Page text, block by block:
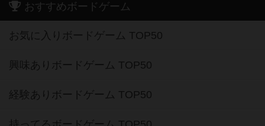
おすすめボードゲーム
お気に入りボードゲーム TOP50
興味ありボードゲーム TOP50
経験ありボードゲーム TOP50